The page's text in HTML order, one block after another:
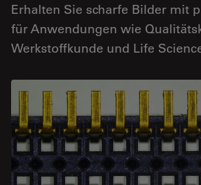
Erhalten Sie scharfe Bilder mit
für Anwendungen wie
Werkstoffkunde und Life